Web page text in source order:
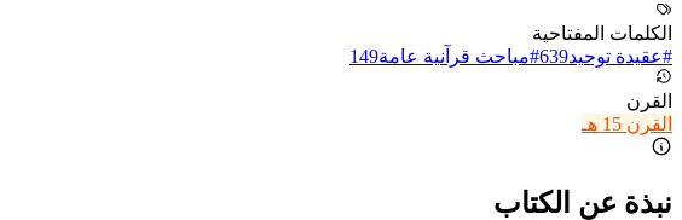
الكلمات المفتاحية
#عقيدة توحيد639
#مباحث قرآنية عامة149
القرن
القرن 15 هـ
نبذة عن الكتاب